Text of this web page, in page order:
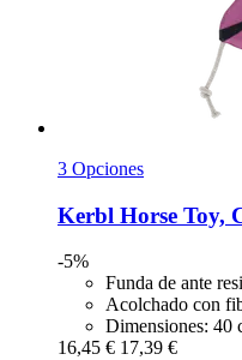
3 Opciones
Kerbl Horse Toy,
-5%
Funda de ante
Acolchado con
Dimensiones: 40
16,45 € 17,39 €